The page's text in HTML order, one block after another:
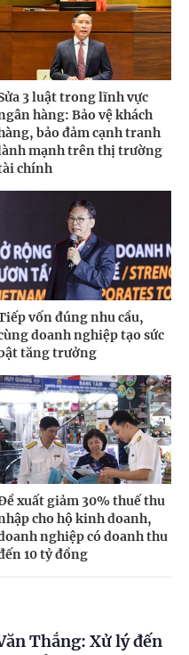
3 luật trong lĩnh vực
hàng: Bảo vệ khách
bảo đảm cạnh tranh
mạnh trên thị trường
chính
vốn đúng nhu cầu,
doanh nghiệp tạo sức
tăng trưởng
xuất giảm 30% thuế thu
cho hộ kinh doanh,
nghiệp có doanh thu
10 tỷ đồng
Thắng: Xử lý đến